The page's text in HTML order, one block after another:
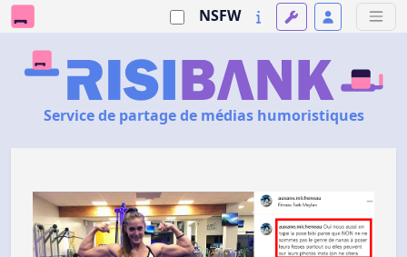
NSFW
Service de partage de médias humoristiques